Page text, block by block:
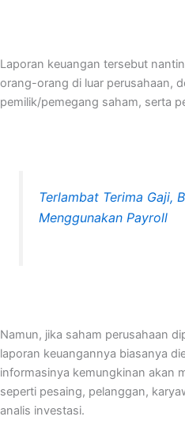
Laporan keuangan tersebut
orang-orang di luar perusahaan,
pemilik/pemegang saham, serta
Terlambat Terima Gaji,
Menggunakan Payroll
Namun, jika saham perusahaan
laporan keuangannya biasanya
informasinya kemungkinan akan
seperti pesaing, pelanggan,
analis investasi.